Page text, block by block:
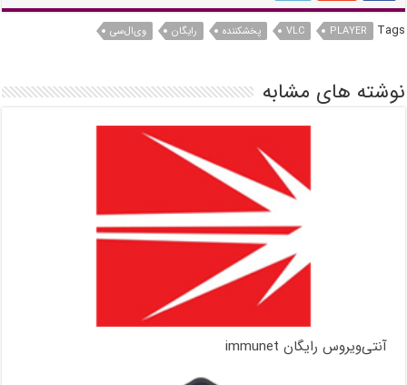
Tags
PLAYER
VLC پخشکننده رایگان وی‌ال‌سی
نوشته های مشابه
آنتی‌ویروس رایگان immunet